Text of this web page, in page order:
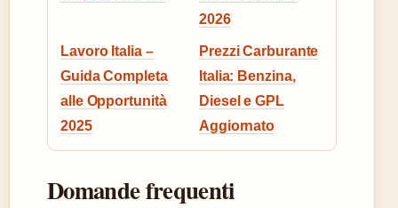
2026
Lavoro Italia –
Guida Completa
alle Opportunità
2025
Prezzi Carburante
Italia: Benzina,
Diesel e GPL
Aggiornato
Domande frequenti